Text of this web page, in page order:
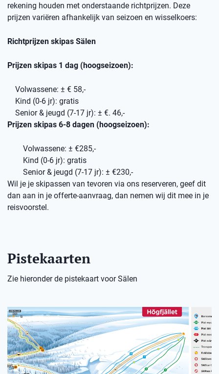
rekening houden met onderstaande richtprijzen. Deze
prijzen variëren afhankelijk van seizoen en wisselkoers:
Richtprijzen skipas Sälen
Prijzen skipas 1 dag (hoogseizoen):
Volwassene: ± € 58,-
Kind (0-6 jr): gratis
Senior & jeugd (7-17 jr): ± €. 46,-
Prijzen skipas 6-8 dagen (hoogseizoen):
Volwassene: ± €285,-
Kind (0-6 jr): gratis
Senior & jeugd (7-17 jr): ± €230,-
Wil je je skipassen van tevoren via ons reserveren, geef dit
dan aan in je offerte-aanvraag, dan nemen wij dit mee in je
reisvoorstel.
Pistekaarten
Zie hieronder de pistekaart voor Sälen